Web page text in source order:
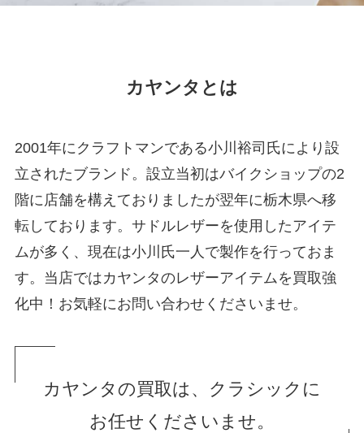
カヤンタとは
2001年にクラフトマンである小川裕司氏により設
立されたブランド。設立当初はバイクショップの2
階に店舗を構えておりましたが翌年に栃木県へ移
転しております。サドルレザーを使用したアイテ
ムが多く、現在は小川氏一人で製作を行っておま
す。当店ではカヤンタのレザーアイテムを買取強
化中！お気軽にお問い合わせくださいませ。
カヤンタの買取は、クラシックに
お任せくださいませ。